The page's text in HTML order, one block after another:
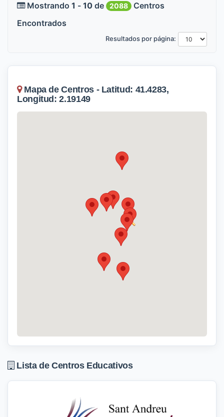
Mostrando 1 - 10 de 2088
Centros
Encontrados
Resultados por página:
Mapa de Centros - Latitud: 41.4283,
Longitud: 2.19149
Lista de Centros Educativos